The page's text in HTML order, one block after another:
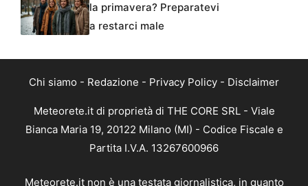
la primavera? Preparatevi
a restarci male
Chi siamo - Redazione - Privacy Policy - Disclaimer
Meteorete.it di proprietà di THE CORE SRL - Viale
Bianca Maria 19, 20122 Milano (MI) - Codice Fiscale e
Partita I.V.A. 13267600966
Meteorete.it non è una testata giornalistica, in quanto